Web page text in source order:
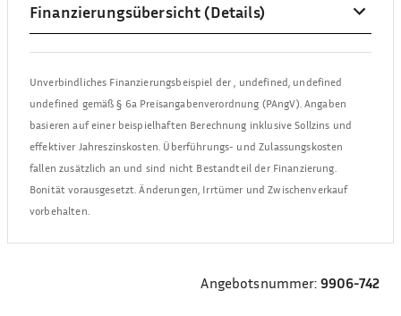
Finanzierungsübersicht (Details)
Unverbindliches Finanzierungsbeispiel der
undefined, undefined
undefined gemäß § 6a Preisangabenverordnung (PAngV). Angaben
basieren auf einer beispielhaften Berechnung inklusive Sollzins und
effektiver Jahreszinskosten. Überführungs- und Zulassungskosten
fallen zusätzlich an und sind nicht Bestandteil der Finanzierung.
Bonität vorausgesetzt. Änderungen, Irrtümer und Zwischenverkauf
vorbehalten.
Angebotsnummer: 9906-742